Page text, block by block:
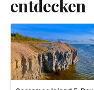
entdecken